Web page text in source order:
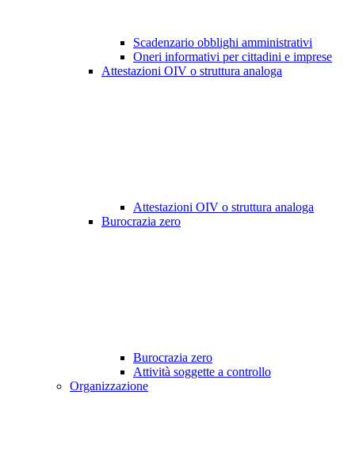
Scadenzario obblighi amministrativi
Oneri informativi per cittadini e imprese
Attestazioni OIV o struttura analoga
Attestazioni OIV o struttura analoga
Burocrazia zero
Burocrazia zero
Attività soggette a controllo
Organizzazione